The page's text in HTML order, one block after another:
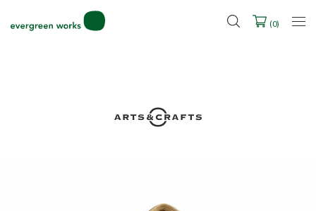
2027年ご入学用ランドセル受注会スケジュール
(0)